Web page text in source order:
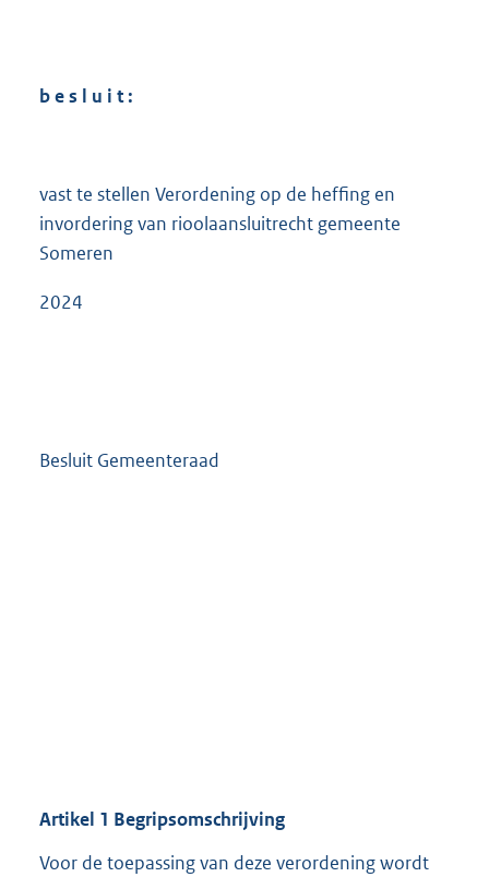
b e s l u i t :
vast te stellen Verordening op de heffing en
invordering van rioolaansluitrecht gemeente
Someren
2024
Besluit Gemeenteraad
Artikel 1 Begripsomschrijving
Voor de toepassing van deze verordening wordt